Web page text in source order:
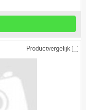
Productvergelijk